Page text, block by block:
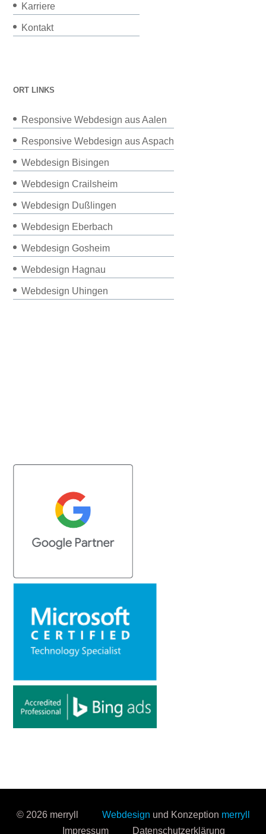
Karriere
Kontakt
ORT LINKS
Responsive Webdesign aus Aalen
Responsive Webdesign aus Aspach
Webdesign Bisingen
Webdesign Crailsheim
Webdesign Dußlingen
Webdesign Eberbach
Webdesign Gosheim
Webdesign Hagnau
Webdesign Uhingen
© 2026 merryll Webdesign und Konzeption merryll
Impressum
Datenschutzerklärung